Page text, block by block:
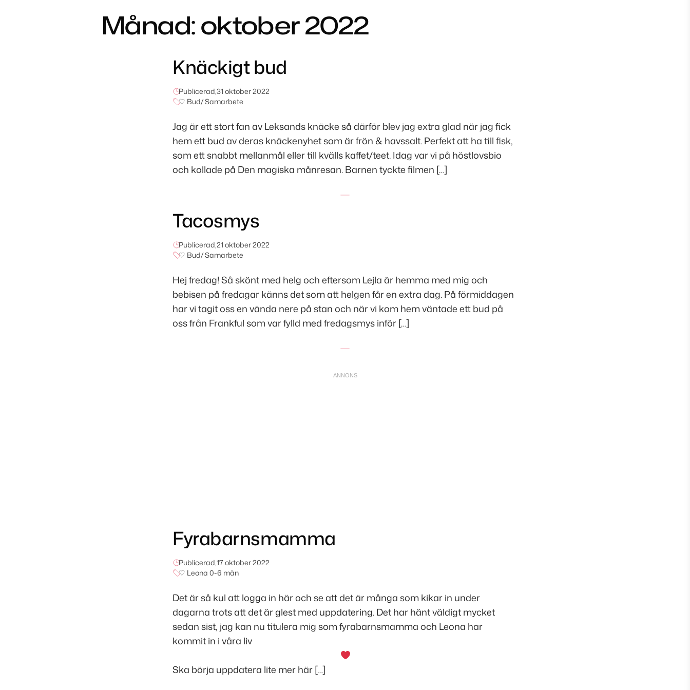
Månad:oktober 2022
Knäckigt bud
Publicerad,31 oktober 2022
♡ Bud/ Samarbete
Jag är ett stort fan av Leksands knäcke så därför blev jag extra glad när jag fick
hem ett bud av deras knäckenyhet som är frön & havssalt. Perfekt att ha till fisk,
som ett snabbt mellanmål eller till kvälls kaffet/teet. Idag var vi på höstlovsbio
och kollade på Den magiska månresan. Barnen tyckte filmen […]
Tacosmys
Publicerad,21 oktober 2022
♡ Bud/ Samarbete
Hej fredag! Så skönt med helg och eftersom Lejla är hemma med mig och
bebisen på fredagar känns det som att helgen får en extra dag. På förmiddagen
har vi tagit oss en vända nere på stan och när vi kom hem väntade ett bud på
oss från Frankful som var fylld med fredagsmys inför […]
Fyrabarnsmamma
Publicerad,17 oktober 2022
♡ Leona 0-6 mån
Det är så kul att logga in här och se att det är många som kikar in under
dagarna trots att det är glest med uppdatering. Det har hänt väldigt mycket
sedan sist, jag kan nu titulera mig som fyrabarnsmamma och Leona har
kommit in i våra liv
Ska börja uppdatera lite mer här […]